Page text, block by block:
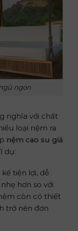
ngon
nghĩa với chất
loại nệm ra
nệm cao su giá
dụ:
tiện lợi, dễ
hơn so với
còn có thiết
trở nên đơn